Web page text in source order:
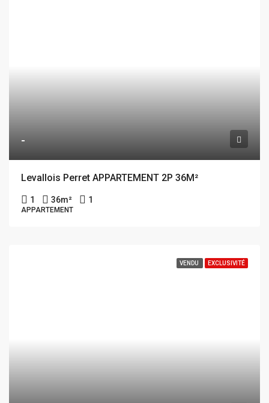
-
Levallois Perret APPARTEMENT 2P 36M²
1 36m² 1
APPARTEMENT
VENDU EXCLUSIVITÉ